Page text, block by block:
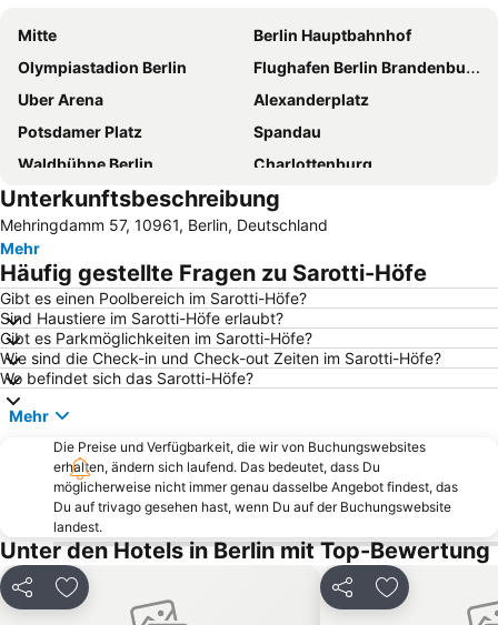
Mitte
Berlin Hauptbahnhof
Olympiastadion Berlin
Flughafen Berlin Brandenburg
Uber Arena
Alexanderplatz
Potsdamer Platz
Spandau
Waldbühne Berlin
Charlottenburg
Kurfürstendamm
Friedrichstadt-Palast
Köpenick
Charlottenburg-Wilmersdorf
Friedrichshain
Messegelände Berlin
Neukölln
Prenzlauer Berg
Kreuzberg
Ostbahnhof Berlin
Schöneberg
Brandenburger Tor
Bahnhof Zoologischer Garten Friedrichstraße
KaDeWe
Tempodrom
Pankow
Lichtenberg
Berlin Tiergarten
Reinickendorf
Tempelhof
Columbiahalle Berlin
Wannsee
Max-Schmeling-Halle
Zehlendorf
Admiralspalast
Müggelsee
Unterkunftsbeschreibung
Mehringdamm 57, 10961, Berlin, Deutschland
Mehr
Häufig gestellte Fragen zu Sarotti-Höfe
Gibt es einen Poolbereich im Sarotti-Höfe?
Sind Haustiere im Sarotti-Höfe erlaubt?
Gibt es Parkmöglichkeiten im Sarotti-Höfe?
Wie sind die Check-in und Check-out Zeiten im Sarotti-Höfe?
Wo befindet sich das Sarotti-Höfe?
Mehr
Die Preise und Verfügbarkeit, die wir von Buchungswebsites
erhalten, ändern sich laufend. Das bedeutet, dass Du
möglicherweise nicht immer genau dasselbe Angebot findest, das
Du auf trivago gesehen hast, wenn Du auf der Buchungswebsite
landest.
Unter den Hotels in Berlin mit Top-Bewertung
Teilen Zu Favoriten hinzufügen Teilen Zu Favoriten